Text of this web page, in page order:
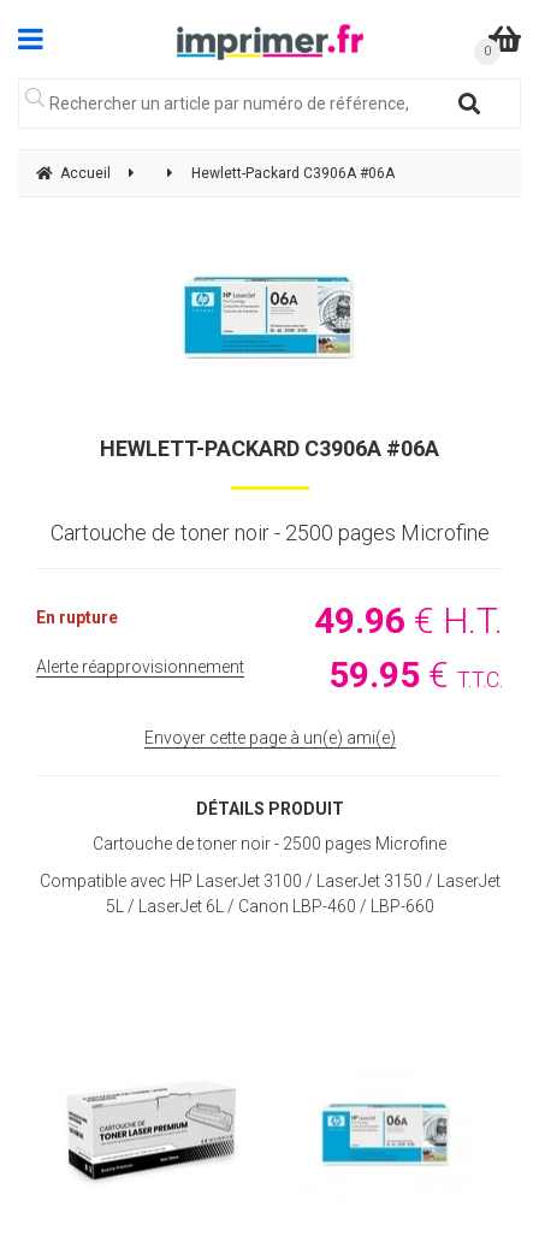
Accueil Hewlett-Packard C3906A #06A
HEWLETT-PACKARD C3906A #06A
Cartouche de toner noir - 2500 pages Microfine
49.96 € H.T.
59.95 € T.T.C.
En rupture
Alerte réapprovisionnement
Envoyer cette page à un(e) ami(e)
DÉTAILS PRODUIT
Cartouche de toner noir - 2500 pages Microfine
Compatible avec HP LaserJet 3100 / LaserJet 3150 / LaserJet
5L / LaserJet 6L / Canon LBP-460 / LBP-660